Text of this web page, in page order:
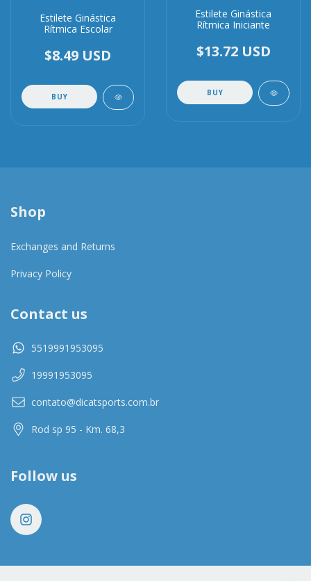
Estilete Ginástica
Rítmica Escolar
$8.49 USD
Estilete Ginástica
Rítmica Iniciante
$13.72 USD
Shop
Exchanges and Returns
Privacy Policy
Contact us
5519991953095
19991953095
contato@dicatsports.com.br
Rod sp 95 - Km. 68,3
Follow us